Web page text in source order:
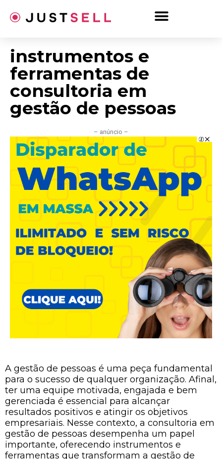
para
instrumentos e
ferramentas de
consultoria em
gestão de pessoas
– anúncio –
A gestão de pessoas é uma peça fundamental
para o sucesso de qualquer organização. Afinal,
ter uma equipe motivada, engajada e bem
gerenciada é essencial para alcançar
resultados positivos e atingir os objetivos
empresariais. Nesse contexto, a consultoria em
gestão de pessoas desempenha um papel
importante, oferecendo instrumentos e
ferramentas que transformam a gestão de